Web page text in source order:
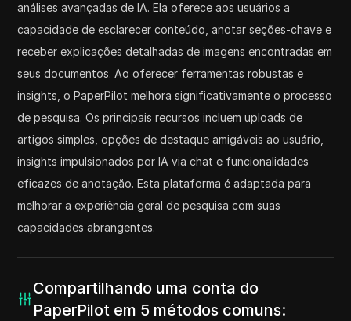
análises avançadas de IA. Ela oferece aos usuários a
capacidade de esclarecer conteúdo, anotar seções-chave e
receber explicações detalhadas de imagens encontradas em
seus documentos. Ao oferecer ferramentas robustas e
insights, o PaperPilot melhora significativamente o processo
de pesquisa. Os principais recursos incluem uploads de
artigos simples, opções de destaque amigáveis ao usuário,
insights impulsionados por IA via chat e funcionalidades
eficazes de anotação. Esta plataforma é adaptada para
melhorar a experiência geral de pesquisa com suas
capacidades abrangentes.
Compartilhando uma conta do
PaperPilot em 5 métodos comuns: